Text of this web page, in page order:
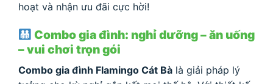
hoạt và nhận ưu đãi cực hời!
Combo gia đình: nghỉ dưỡng – ăn uống
– vui chơi trọn gói
Combo gia đình Flamingo Cát Bà là giải pháp lý